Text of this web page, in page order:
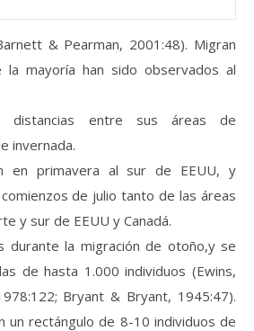
& Pearman, 2001:48). Migran
la mayoría han sido observados al
distancias entre sus áreas de
invernada.
en primavera al sur de EEUU, y
de julio tanto de las áreas
y sur de EEUU y Canadá.
durante la migración de otoño,y se
de hasta 1.000 individuos (Ewins,
Bryant & Bryant, 1945:47).
un rectángulo de 8-10 individuos de